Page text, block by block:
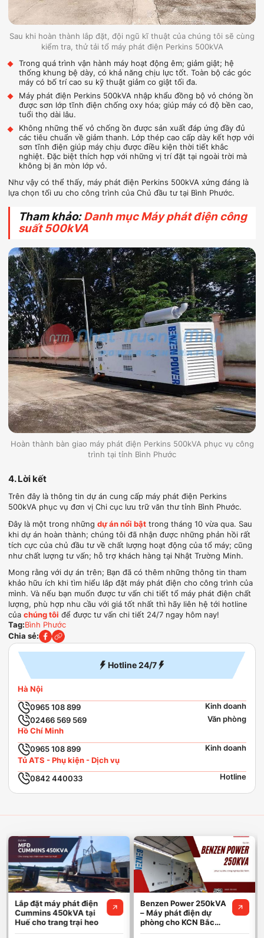
Sau khi hoàn thành lắp đặt, đội ngũ kĩ thuật của chúng tôi sẽ cùng
kiểm tra, thử tải tổ máy phát điện Perkins 500kVA
Trong quá trình vận hành máy hoạt động êm; giảm giật; hệ
thống khung bệ dày, có khả năng chịu lực tốt. Toàn bộ các góc
máy có bố trí cao su kỹ thuật giảm co giật tối đa.
Máy phát điện Perkins 500kVA nhập khẩu đồng bộ vỏ chóng ồn
được sơn lớp tĩnh điện chống oxy hóa; giúp máy có độ bền cao,
tuổi thọ dài lâu.
Không những thế vỏ chống ồn được sản xuất đáp ứng đầy đủ
các tiêu chuẩn về giảm thanh. Lớp thép cao cấp dày kết hợp với
sơn tĩnh điện giúp máy chịu được điều kiện thời tiết khắc
nghiệt. Đặc biệt thích hợp với những vị trí đặt tại ngoài trời mà
không bị ăn mòn lớp vỏ.
Như vậy có thể thấy, máy phát điện Perkins 500kVA xứng đáng là
lựa chọn tối ưu cho công trình của Chủ đầu tư tại Bình Phước.
Tham khảo:Danh mục Máy phát điện công
suất 500kVA
Hoàn thành bàn giao máy phát điện Perkins 500kVA phục vụ công
trình tại tỉnh Bình Phước
4. Lời kết
Trên đây là thông tin dự án cung cấp máy phát điện Perkins
500kVA phục vụ đơn vị Chi cục lưu trữ văn thư tỉnh Bình Phước.
Đây là một trong nhữngdự án nổi bật trong tháng 10 vừa qua. Sau
khi dự án hoàn thành; chúng tôi đã nhận được những phản hồi rất
tích cực của chủ đầu tư về chất lượng hoạt động của tổ máy; cũng
như chất lượng tư vấn; hỗ trợ khách hàng tại Nhật Trường Minh.
Mong rằng với dự án trên; Bạn đã có thêm những thông tin tham
khảo hữu ích khi tìm hiểu lắp đặt máy phát điện cho công trình của
mình. Và nếu bạn muốn được tư vấn chi tiết tổ máy phát điện chất
lượng, phù hợp nhu cầu với giá tốt nhất thì hãy liên hệ tới hotline
củachúng tôi để được tư vấn chi tiết 24/7 ngay hôm nay!
Tag:Bình Phước
Chia sẻ:
Hotline 24/7
Hà Nội
0965 108 899
Kinh doanh
02466 569 569
Văn phòng
Hồ Chí Minh
0965 108 899
Kinh doanh
Tủ ATS - Phụ kiện - Dịch vụ
0842 440033 Hotline
Lắp đặt máy phát điện
Cummins 450kVA tại
Huế cho trang trại heo
Benzen Power 250kVA
– Máy phát điện dự
phòng cho KCN Bắc
Ninh